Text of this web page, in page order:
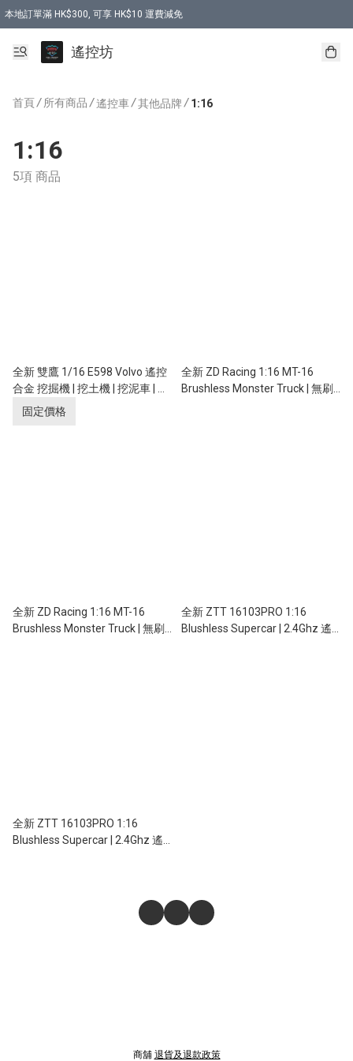
本地訂單滿 HK$300, 可享 HK$10 運費減免
購買 7.6V 6500mah 70C 電池 送 7.6V USB充電器
遙控坊
首頁/ 所有商品 /遙控車/其他品牌 / 1:16
1:16
5項 商品
全新 雙鷹 1/16 E598 Volvo 遙控
合金 挖掘機 | 挖土機 | 挖泥車 | 全
比例控制 | 富豪汽車授權
固定價格
全新 ZD Racing 1:16 MT-16
Brushless Monster Truck | 無刷
全新 ZD Racing 1:16 MT-16
Brushless Monster Truck | 無刷
全新 ZTT 16103PRO 1:16
Blushless Supercar | 2.4Ghz 遙
全新 ZTT 16103PRO 1:16
Blushless Supercar | 2.4Ghz 遙
商舖 退貨及退款政策